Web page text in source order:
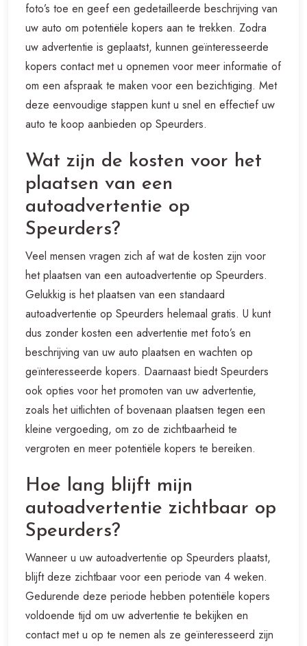
foto’s toe en geef een gedetailleerde beschrijving van
uw auto om potentiële kopers aan te trekken. Zodra
uw advertentie is geplaatst, kunnen geïnteresseerde
kopers contact met u opnemen voor meer informatie of
om een afspraak te maken voor een bezichtiging. Met
deze eenvoudige stappen kunt u snel en effectief uw
auto te koop aanbieden op Speurders.
Wat zijn de kosten voor het
plaatsen van een
autoadvertentie op
Speurders?
Veel mensen vragen zich af wat de kosten zijn voor
het plaatsen van een autoadvertentie op Speurders.
Gelukkig is het plaatsen van een standaard
autoadvertentie op Speurders helemaal gratis. U kunt
dus zonder kosten een advertentie met foto’s en
beschrijving van uw auto plaatsen en wachten op
geïnteresseerde kopers. Daarnaast biedt Speurders
ook opties voor het promoten van uw advertentie,
zoals het uitlichten of bovenaan plaatsen tegen een
kleine vergoeding, om zo de zichtbaarheid te
vergroten en meer potentiële kopers te bereiken.
Hoe lang blijft mijn
autoadvertentie zichtbaar op
Speurders?
Wanneer u uw autoadvertentie op Speurders plaatst,
blijft deze zichtbaar voor een periode van 4 weken.
Gedurende deze periode hebben potentiële kopers
voldoende tijd om uw advertentie te bekijken en
contact met u op te nemen als ze geïnteresseerd zijn